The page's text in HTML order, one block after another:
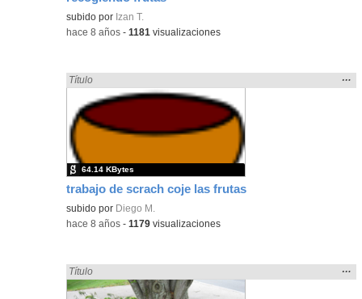
subido por Izan T.
-hace 8 años -1181 visualizaciones
trabajo de scrach coje las frutas
Encontrado «fruto» en:
Título
la
…
subido por Diego M.
64.14 KBytes
-hace 8 años -1179 visualizaciones
Encontrado «fruto» en:
Título
la
…